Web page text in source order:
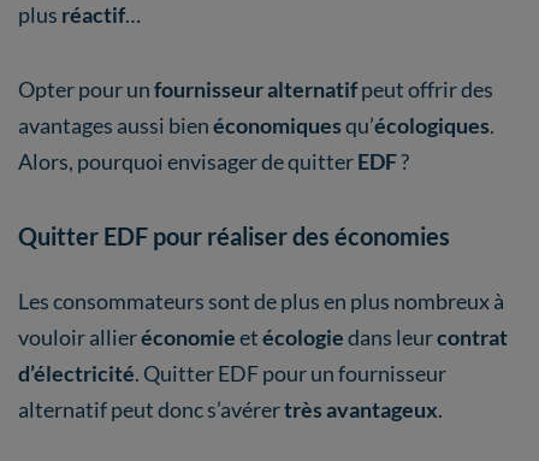
plus réactif…
Opter pour unfournisseur alternatifpeut offrir des
avantages aussi bienéconomiquesqu’écologiques.
Alors, pourquoi envisager de quitterEDF?
Quitter EDF pour réaliser des économies
Les consommateurs sont de plus en plus nombreux à
vouloir allieréconomieetécologiedans leurcontrat
d’électricité. Quitter EDF pour un fournisseur
alternatif peut donc s’avérertrès avantageux.